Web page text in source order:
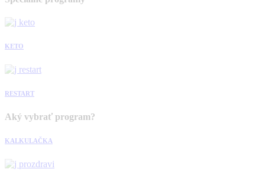
KETO
RESTART
Aký vybrať program?
KALKULAČKA